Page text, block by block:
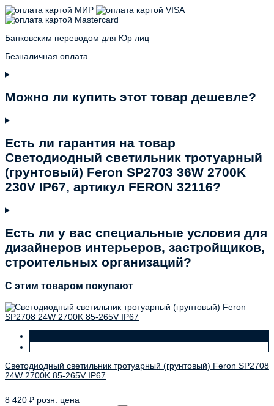
Банковским переводом для Юр лиц
Безналичная оплата
Можно ли купить этот товар дешевле?
Есть ли гарантия на товар
Светодиодный светильник тротуарный
(грунтовый) Feron SP2703 36W 2700K
230V IP67, артикул FERON 32116?
Есть ли у вас специальные условия для
дизайнеров интерьеров, застройщиков,
строительных организаций?
C этим товаром покупают
Светодиодный светильник тротуарный (грунтовый) Feron SP2708
24W 2700K 85-265V IP67
8 420 ₽ розн. цена